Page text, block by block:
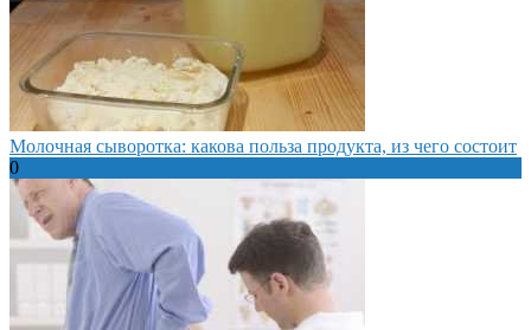
Молочная сыворотка: какова польза продукта, из чего состоит
0